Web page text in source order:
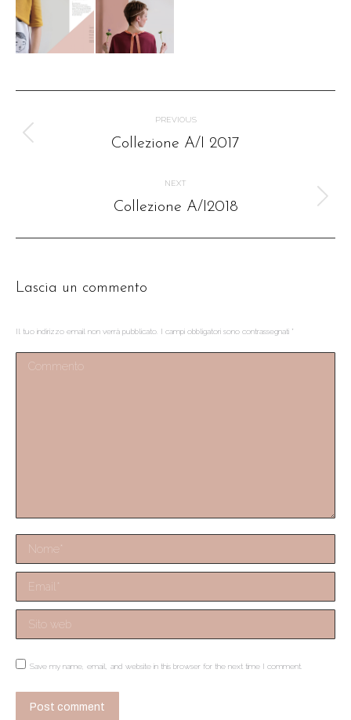
navigation
PREVIOUS
Previous
Collezione A/I 2017
NEXT
Next
Collezione A/I2018
Lascia un commento
Il tuo indirizzo email non verrà pubblicato. I campi obbligatori sono contrassegnati *
Commento
Nome *
Email *
Sito web
Save my name, email, and website in this browser for the next time I comment.
Post comment